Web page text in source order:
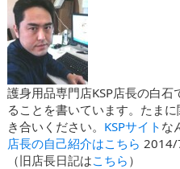
護身用品専門店KSP店長の白
ることを書いています。たま
き合いください。 KSPサイト な
店長の自己紹介はこちら
（旧店長日記はこちら ）